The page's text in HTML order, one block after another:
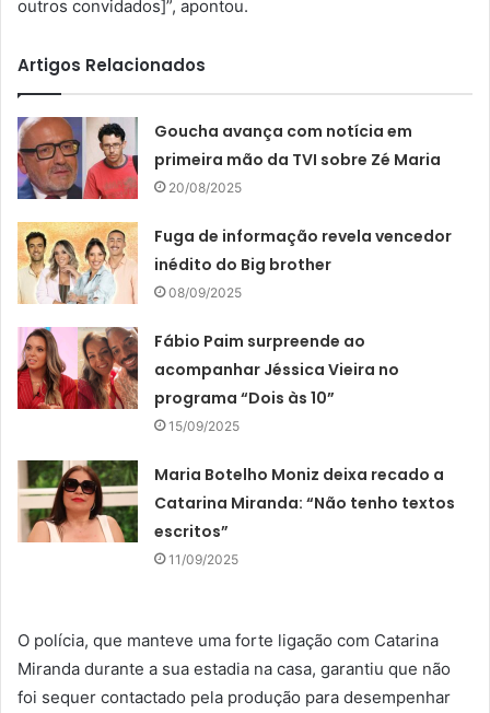
outros convidados]”, apontou.
Artigos Relacionados
Goucha avança com notícia em
primeira mão da TVI sobre Zé Maria
20/08/2025
Fuga de informação revela vencedor
inédito do Big brother
08/09/2025
Fábio Paim surpreende ao
acompanhar Jéssica Vieira no
programa “Dois às 10”
15/09/2025
Maria Botelho Moniz deixa recado a
Catarina Miranda: “Não tenho textos
escritos”
11/09/2025
O polícia, que manteve uma forte ligação com Catarina
Miranda durante a sua estadia na casa, garantiu que não
foi sequer contactado pela produção para desempenhar